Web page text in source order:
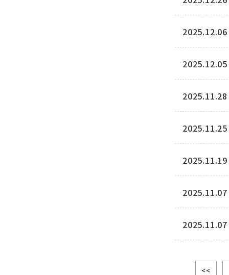
2025.12.06
2025.12.05
2025.11.28
2025.11.25
2025.11.19
2025.11.07
2025.11.07
<<